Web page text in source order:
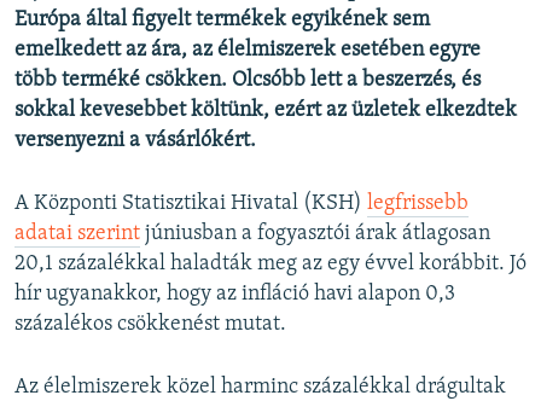
Valamennyi RFE/RL weboldal
Európa által figyelt termékek egyikének sem
emelkedett az ára, az élelmiszerek esetében egyre
több terméké csökken. Olcsóbb lett a beszerzés, és
sokkal kevesebbet költünk, ezért az üzletek elkezdtek
versenyezni a vásárlókért.
A Központi Statisztikai Hivatal (KSH) legfrissebb
adatai szerint júniusban a fogyasztói árak átlagosan
20,1 százalékkal haladták meg az egy évvel korábbit. Jó
hír ugyanakkor, hogy az infláció havi alapon 0,3
százalékos csökkenést mutat.
Az élelmiszerek közel harminc százalékkal drágultak